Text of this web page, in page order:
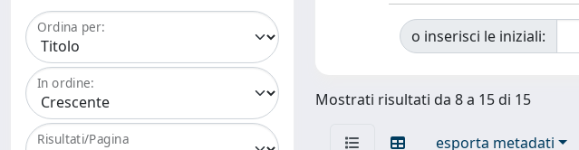
Ordina per:
In ordine:
Risultati/Pagina
o inserisci le iniziali:
Mostrati risultati da 8 a 15 di 15
esporta metadati